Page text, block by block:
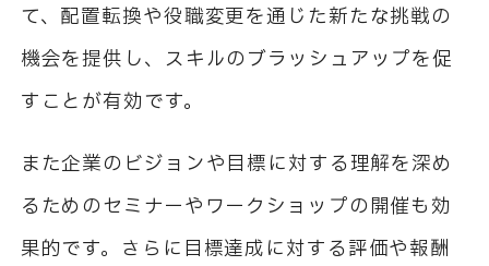
て、配置転換や役職変更を通じた新たな挑戦の
機会を提供し、スキルのブラッシュアップを促
すことが有効です。
また企業のビジョンや目標に対する理解を深め
るためのセミナーやワークショップの開催も効
果的です。さらに目標達成に対する評価や報酬